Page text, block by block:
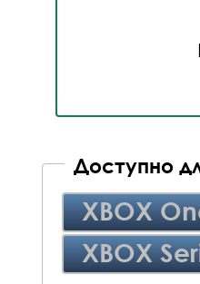
Доступно
XBOX
XBOX